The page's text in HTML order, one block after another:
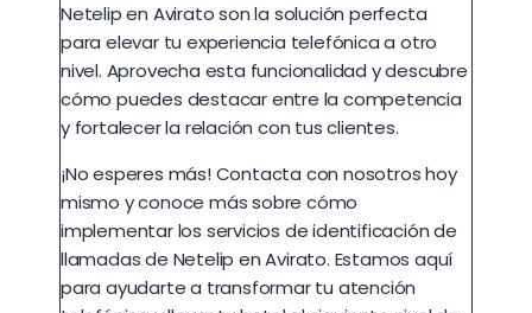
Netelip en Avirato son la solución perfecta
para elevar tu experiencia telefónica a otro
nivel. Aprovecha esta funcionalidad y descubre
cómo puedes destacar entre la competencia
y fortalecer la relación con tus clientes.
¡No esperes más! Contacta con nosotros hoy
mismo y conoce más sobre cómo
implementar los servicios de identificación de
llamadas de Netelip en Avirato. Estamos aquí
para ayudarte a transformar tu atención